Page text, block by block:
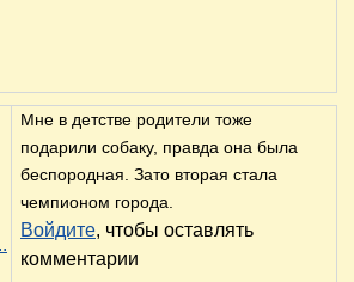
Мне в детстве родители тоже
подарили собаку, правда она была
беспородная. Зато вторая стала
чемпионом города.
Войдите, чтобы оставлять
комментарии